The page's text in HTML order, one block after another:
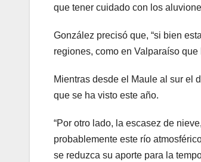
que tener cuidado con los
González precisó que, “si bien
regiones, como en Valparaíso
Mientras desde el Maule al sur el
que se ha visto este año.
“Por otro lado, la escasez de
probablemente este río
se reduzca su aporte para la